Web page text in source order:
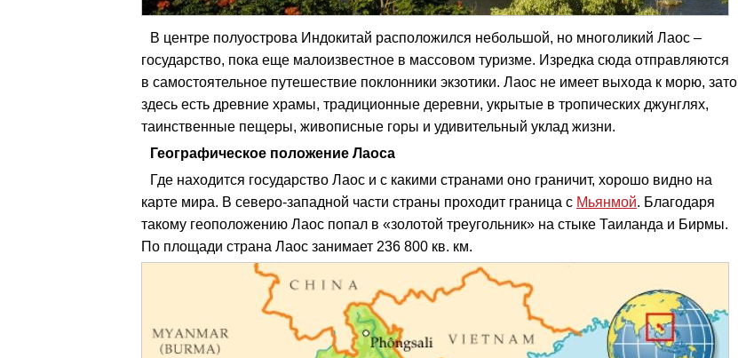
В центре полуострова Индокитай расположился небольшой, но многоликий Лаос –
государство, пока еще малоизвестное в массовом туризме. Изредка сюда отправляются
в самостоятельное путешествие поклонники экзотики. Лаос не имеет выхода к морю, зато
здесь есть древние храмы, традиционные деревни, укрытые в тропических джунглях,
таинственные пещеры, живописные горы и удивительный уклад жизни.
Географическое положение Лаоса
Где находится государство Лаос и с какими странами оно граничит, хорошо видно на
карте мира. В северо-западной части страны проходит граница с Мьянмой. Благодаря
такому геоположению Лаос попал в «золотой треугольник» на стыке Таиланда и Бирмы.
По площади страна Лаос занимает 236 800 кв. км.